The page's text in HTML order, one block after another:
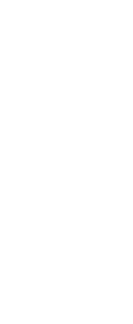
y los servicios
software y servicios de forma
adicional dentro de una
versión preliminar, software
al
que indiquemos lo contrario.
limitaciones, y se las
a su disposición el
de cortesía. Puede
y los servicios de cortesía
el software y los servicios?
titulares o emisores de
servicios están protegidos
si usted realiza
como las que se indican a
ejemplo, su suscripción puede
que debamos adoptar medidas
se incluyen algunos